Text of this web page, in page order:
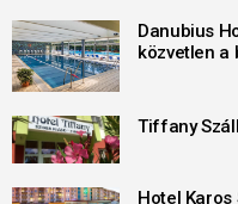
Danubius
közvetlen a
Tiffany
Hotel